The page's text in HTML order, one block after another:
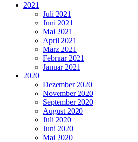
2021
Juli 2021
Juni 2021
Mai 2021
April 2021
März 2021
Februar 2021
Januar 2021
2020
Dezember 2020
November 2020
September 2020
August 2020
Juli 2020
Juni 2020
Mai 2020